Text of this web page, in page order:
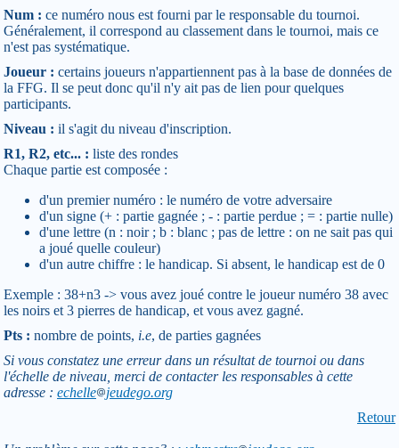
Num : ce numéro nous est fourni par le responsable du tournoi.
Généralement, il correspond au classement dans le tournoi, mais ce
n'est pas systématique.
Joueur : certains joueurs n'appartiennent pas à la base de données de
la FFG. Il se peut donc qu'il n'y ait pas de lien pour quelques
participants.
Niveau : il s'agit du niveau d'inscription.
R1, R2, etc... : liste des rondes
Chaque partie est composée :
d'un premier numéro : le numéro de votre adversaire
d'un signe (+ : partie gagnée ; - : partie perdue ; = : partie nulle)
d'une lettre (n : noir ; b : blanc ; pas de lettre : on ne sait pas qui
a joué quelle couleur)
d'un autre chiffre : le handicap. Si absent, le handicap est de 0
Exemple : 38+n3 -> vous avez joué contre le joueur numéro 38 avec
les noirs et 3 pierres de handicap, et vous avez gagné.
Pts : nombre de points, i.e, de parties gagnées
Si vous constatez une erreur dans un résultat de tournoi ou dans
l'échelle de niveau, merci de contacter les responsables à cette
adresse : echelle
jeudego.org
Retour